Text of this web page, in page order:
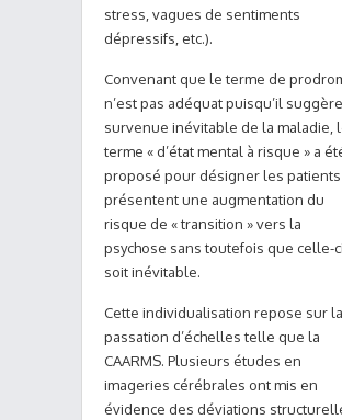
stress, vagues de sentiments
dépressifs, etc.).
Convenant que le terme de
n’est pas adéquat puisqu’il
survenue inévitable de la maladie,
terme « d’état mental à risque » a
proposé pour désigner les
présentent une augmentation du
risque de « transition » vers la
psychose sans toutefois que celle-ci
soit inévitable.
Cette individualisation repose sur la
passation d’échelles telle que la
CAARMS. Plusieurs études en
imageries cérébrales ont mis en
évidence des déviations